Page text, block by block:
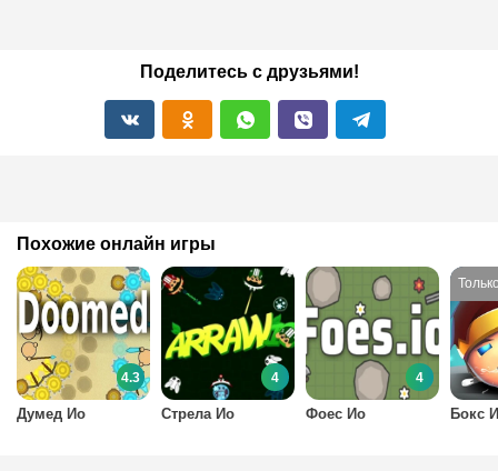
Поделитесь с друзьями!
Похожие онлайн игры
Думед Ио
4.3
Стрела Ио
4
Бокс
Фоес Ио
4